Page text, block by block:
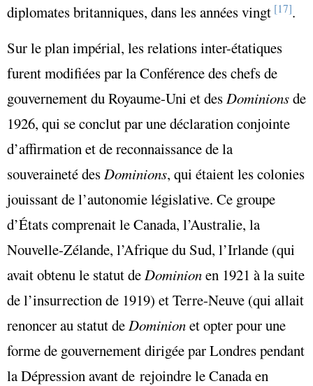
diplomates britanniques, dans les années vingt [17].
Sur le plan impérial, les relations inter-étatiques
furent modifiées par la Conférence des chefs de
gouvernement du Royaume-Uni et desDominionsde
1926, qui se conclut par une déclaration conjointe
d’affirmation et de reconnaissance de la
souveraineté desDominions, qui étaient les colonies
jouissant de l’autonomie législative. Ce groupe
d’États comprenait le Canada, l’Australie, la
Nouvelle-Zélande, l’Afrique du Sud, l’Irlande (qui
avait obtenu le statut deDominionen 1921 à la suite
de l’insurrection de 1919) et Terre-Neuve (qui allait
renoncer au statut deDominionet opter pour une
forme de gouvernement dirigée par Londres pendant
la Dépression avant de rejoindre le Canada en